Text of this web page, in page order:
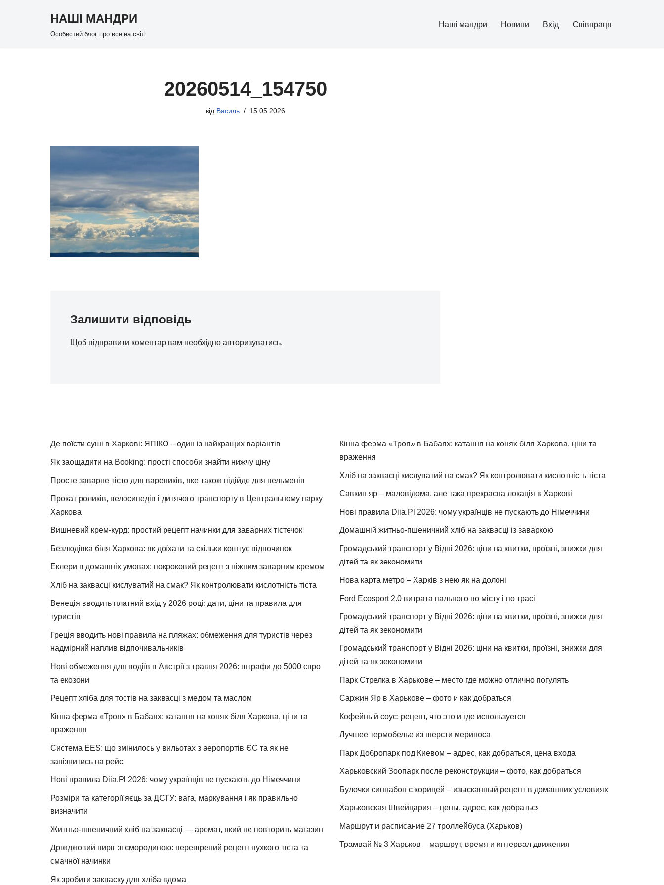
НАШІ МАНДРИ
Особистий блог про все на світі
Наші мандри Новини Вхід Співпраця
20260514_154750
від Василь 15.05.2026
Залишити відповідь
Щоб відправити коментар вам необхідно авторизуватись.
Де поїсти суші в Харкові: ЯПІКО – один із найкращих варіантів
Як заощадити на Booking: прості способи знайти нижчу ціну
Просте заварне тісто для вареників, яке також підійде для пельменів
Прокат роликів, велосипедів і дитячого транспорту в Центральному парку
Харкова
Вишневий крем-курд: простий рецепт начинки для заварних тістечок
Безлюдівка біля Харкова: як доїхати та скільки коштує відпочинок
Еклери в домашніх умовах: покроковий рецепт з ніжним заварним кремом
Хліб на заквасці кислуватий на смак? Як контролювати кислотність тіста
Венеція вводить платний вхід у 2026 році: дати, ціни та правила для
туристів
Греція вводить нові правила на пляжах: обмеження для туристів через
надмірний наплив відпочивальників
Нові обмеження для водіїв в Австрії з травня 2026: штрафи до 5000 євро
та екозони
Рецепт хліба для тостів на заквасці з медом та маслом
Кінна ферма «Троя» в Бабаях: катання на конях біля Харкова, ціни та
враження
Система EES: що змінилось у вильотах з аеропортів ЄС та як не
запізнитись на рейс
Нові правила Diia.Pl 2026: чому українців не пускають до Німеччини
Розміри та категорії яєць за ДСТУ: вага, маркування і як правильно
визначити
Житньо-пшеничний хліб на заквасці — аромат, який не повторить магазин
Дріжджовий пиріг зі смородиною: перевірений рецепт пухкого тіста та
смачної начинки
Як зробити закваску для хліба вдома
Кінна ферма «Троя» в Бабаях: катання на конях біля Харкова, ціни та
враження
Хліб на заквасці кислуватий на смак? Як контролювати кислотність тіста
Савкин яр – маловідома, але така прекрасна локація в Харкові
Нові правила Diia.Pl 2026: чому українців не пускають до Німеччини
Домашній житньо-пшеничний хліб на заквасці із заваркою
Громадський транспорт у Відні 2026: ціни на квитки, проїзні, знижки для
дітей та як зекономити
Нова карта метро – Харків з нею як на долоні
Ford Ecosport 2.0 витрата пального по місту і по трасі
Громадський транспорт у Відні 2026: ціни на квитки, проїзні, знижки для
дітей та як зекономити
Громадський транспорт у Відні 2026: ціни на квитки, проїзні, знижки для
дітей та як зекономити
Парк Стрелка в Харькове – место где можно отлично погулять
Саржин Яр в Харькове – фото и как добраться
Кофейный соус: рецепт, что это и где используется
Лучшее термобелье из шерсти мериноса
Парк Добропарк под Киевом – адрес, как добраться, цена входа
Харьковский Зоопарк после реконструкции – фото, как добраться
Булочки синнабон с корицей – изысканный рецепт в домашних условиях
Харьковская Швейцария – цены, адрес, как добраться
Маршрут и расписание 27 троллейбуса (Харьков)
Трамвай № 3 Харьков – маршрут, время и интервал движения